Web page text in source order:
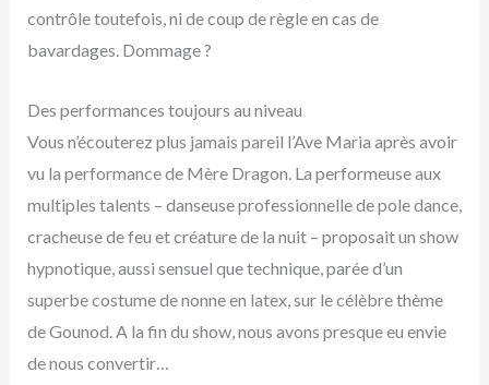
contrôle toutefois, ni de coup de règle en cas de
bavardages. Dommage ?
Des performances toujours au niveau
Vous n’écouterez plus jamais pareil l’Ave Maria après avoir
vu la performance de Mère Dragon. La performeuse aux
multiples talents – danseuse professionnelle de pole dance,
cracheuse de feu et créature de la nuit – proposait un show
hypnotique, aussi sensuel que technique, parée d’un
superbe costume de nonne en latex, sur le célèbre thème
de Gounod. A la fin du show, nous avons presque eu envie
de nous convertir…